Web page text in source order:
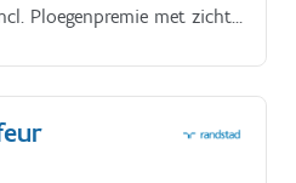
Ploegenpremie met zicht